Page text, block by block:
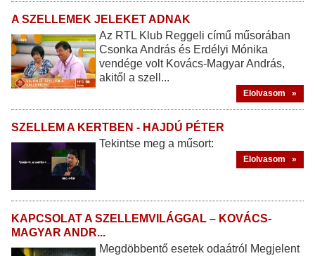
A SZELLEMEK JELEKET ADNAK
Az RTL Klub Reggeli című műsorában
Csonka András és Erdélyi Mónika
vendége volt Kovács-Magyar András,
akitől a szell...
Elolvasom »
SZELLEM A KERTBEN - HAJDÚ PÉTER
Tekintse meg a műsort:
Elolvasom »
KAPCSOLAT A SZELLEMVILÁGGAL – KOVÁCS-
MAGYAR ANDR...
Megdöbbentő esetek odaátról Megjelent